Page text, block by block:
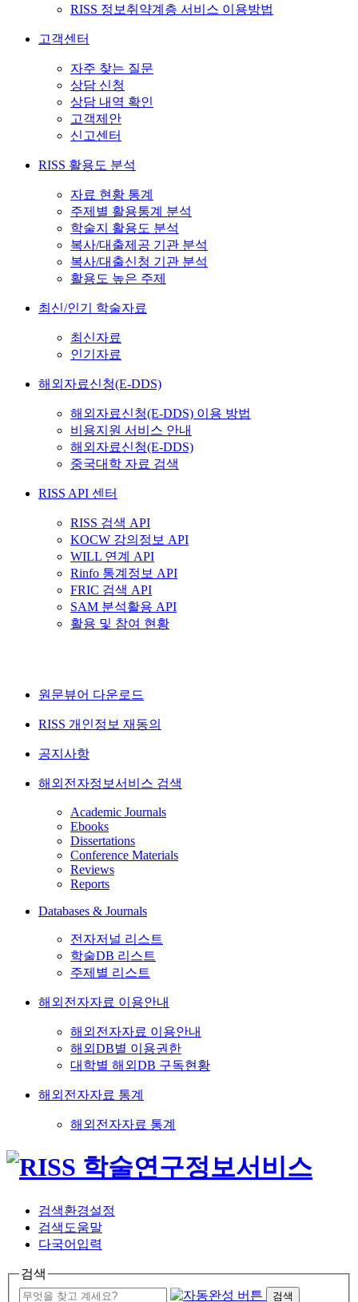
RISS 정보취약계층 서비스 이용방법
고객센터
자주 찾는 질문
상담 신청
상담 내역 확인
고객제안
신고센터
RISS 활용도 분석
자료 현황 통계
주제별 활용통계 분석
학술지 활용도 분석
복사/대출제공 기관 분석
복사/대출신청 기관 분석
활용도 높은 주제
최신/인기 학술자료
최신자료
인기자료
해외자료신청(E-DDS)
해외자료신청(E-DDS) 이용 방법
비용지원 서비스 안내
해외자료신청(E-DDS)
중국대학 자료 검색
RISS API 센터
RISS 검색 API
KOCW 강의정보 API
WILL 연계 API
Rinfo 통계정보 API
FRIC 검색 API
SAM 분석활용 API
활용 및 참여 현황
원문뷰어 다운로드
RISS 개인정보 재동의
공지사항
해외전자정보서비스 검색
Academic Journals
Ebooks
Dissertations
Conference Materials
Reviews
Reports
Databases & Journals
전자저널 리스트
학술DB 리스트
주제별 리스트
해외전자자료 이용안내
해외전자자료 이용안내
해외DB별 이용권한
대학별 해외DB 구독현황
해외전자자료 통계
해외전자자료 통계
검색환경설정
검색도움말
다국어입력
검색
검색